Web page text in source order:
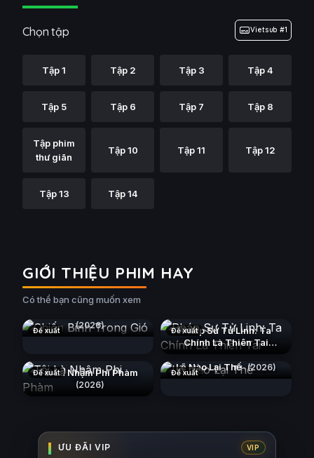
Chọn tập Vietsub #1
Tập 1 Tập 2 Tập 3 Tập 4
Tập 5 Tập 6 Tập 7 Tập 8
Tập phim
thư giãn
Tập 10 Tập 11 Tập 12
Tập 13 Tập 14
GIỚI THIỆU PHIM HAY
Có thể bạn cũng muốn xem
Đề xuất (2026) Đề xuất
Pháp Sư Tử Linh: Ta
Chính Là Thiên Tai
Đề xuất
Tôi Là Nhậm Phi Phàm
(2026)
Đề xuất
Lẽ Nào Lại Thế (2026)